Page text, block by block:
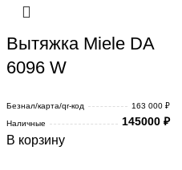
Вытяжка Miele DA
6096 W
Безнал/карта/qr-код
163 000 ₽
Наличные
145000 ₽
В корзину